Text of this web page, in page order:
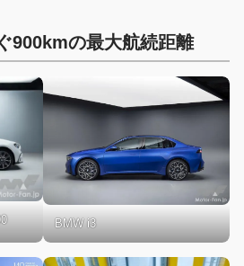
900kmの最大航続距離
BMW i3